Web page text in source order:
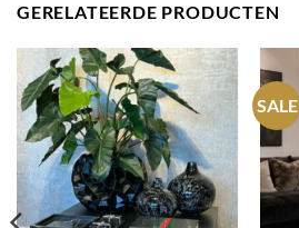
GERELATEERDE PRODUCTEN
SALE